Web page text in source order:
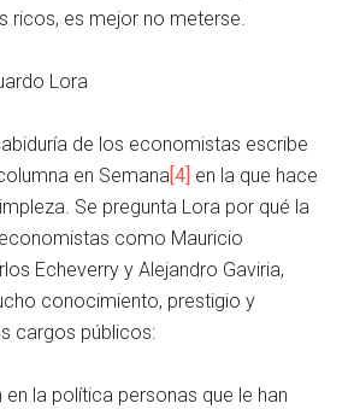
ricos, es mejor no meterse.
Lora
de los economistas escribe
en Semana[4] en la que hace
Se pregunta Lora por qué la
como Mauricio
Echeverry y Alejandro Gaviria,
conocimiento, prestigio y
cargos públicos:
en la política personas que le han